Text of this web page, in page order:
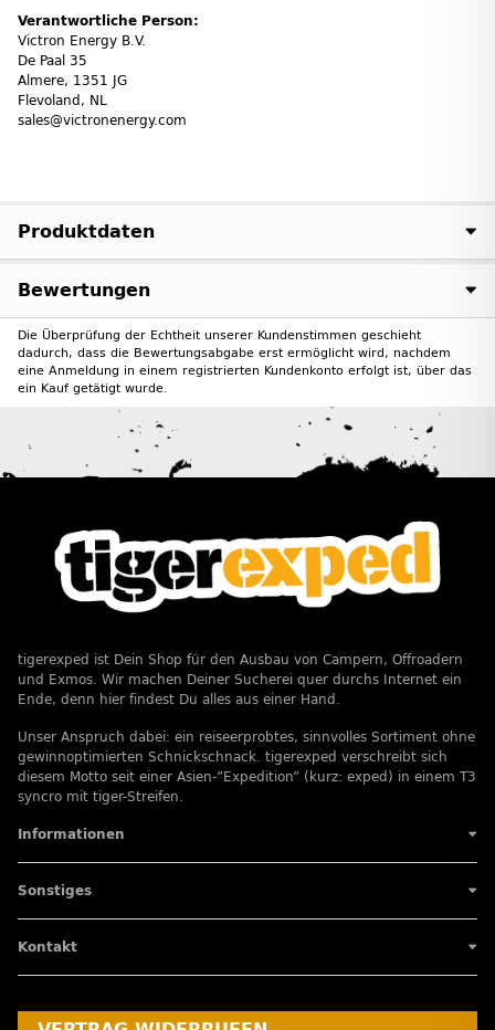
Verantwortliche Person:
Victron Energy B.V.
De Paal 35
Almere, 1351 JG
Flevoland, NL
sales@victronenergy.com
Produktdaten
Bewertungen
Die Überprüfung der Echtheit unserer Kundenstimmen geschieht
dadurch, dass die Bewertungsabgabe erst ermöglicht wird, nachdem
eine Anmeldung in einem registrierten Kundenkonto erfolgt ist, über das
ein Kauf getätigt wurde.
tigerexped ist Dein Shop für den Ausbau von Campern, Offroadern
und Exmos. Wir machen Deiner Sucherei quer durchs Internet ein
Ende, denn hier findest Du alles aus einer Hand.
Unser Anspruch dabei: ein reiseerprobtes, sinnvolles Sortiment ohne
gewinnoptimierten Schnickschnack. tigerexped verschreibt sich
diesem Motto seit einer Asien-”Expedition” (kurz: exped) in einem T3
syncro mit tiger-Streifen.
Informationen
Sonstiges
Kontakt